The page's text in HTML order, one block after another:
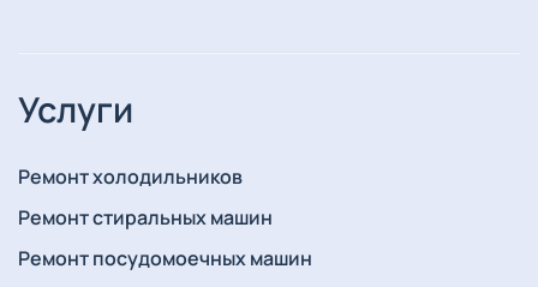
Услуги
Ремонт холодильников
Ремонт стиральных машин
Ремонт посудомоечных машин